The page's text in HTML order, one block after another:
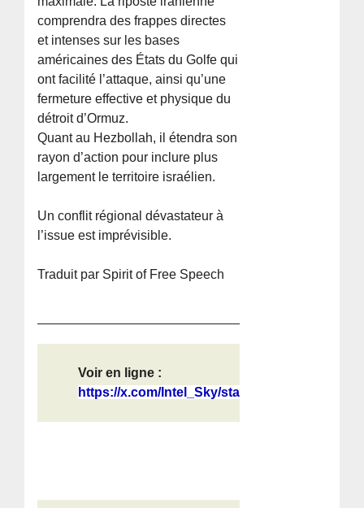
comprendra des frappes directes
et intenses sur les bases
américaines des États du Golfe qui
ont facilité l’attaque, ainsi qu’une
fermeture effective et physique du
détroit d’Ormuz.
Quant au Hezbollah, il étendra son
rayon d’action pour inclure plus
largement le territoire israélien.
Un conflit régional dévastateur à
l’issue est imprévisible.
Traduit par Spirit of Free Speech
Voir en ligne :
https://x.com/Intel_Sky/status/2056...